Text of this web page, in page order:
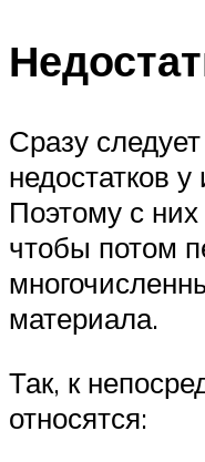
Сразу
недостатков
Поэтому с них
чтобы потом
материала.
Так, к
относятся: